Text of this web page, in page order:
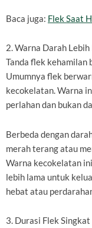
Baca juga: Flek Saat
2. Warna Darah
Tanda flek
Umumnya flek
kecokelatan. Warna
perlahan dan bukan
Berbeda dengan
merah terang atau
Warna kecokelatan
lebih lama untuk
hebat atau
3. Durasi Flek Singkat